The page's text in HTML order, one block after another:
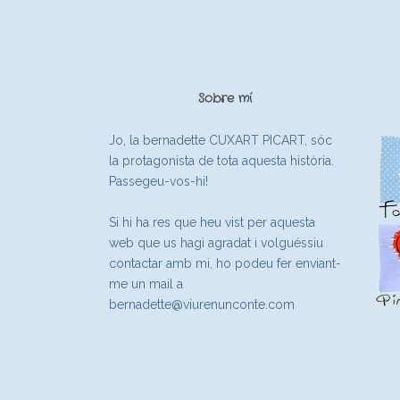
Sobre mí
Jo, la bernadette CUXART PICART, sóc
la protagonista de tota aquesta història.
Passegeu-vos-hi!
Si hi ha res que heu vist per aquesta
web que us hagi agradat i volguéssiu
contactar amb mi, ho podeu fer enviant-
me un mail a
bernadette@viurenunconte.com